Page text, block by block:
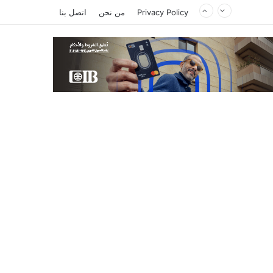
Privacy Policy من نحن اتصل بنا